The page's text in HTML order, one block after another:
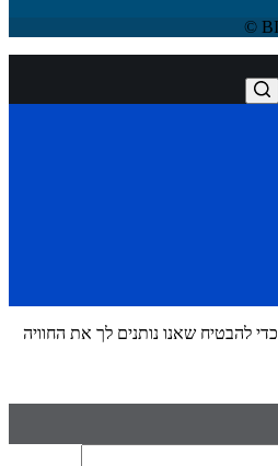
אנו משתמשים בקובצי Cookie כדי להבטיח שאנו נותנים לך את החוויה